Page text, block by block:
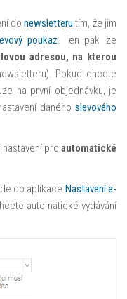
donewsletteru tím, že jim
poukaz. Ten pak lze
adresou, na kterou
Pokud chcete
na první objednávku, je
daného slevového
nastavení proautomatické
do aplikace Nastavení e-
automatické vydávání